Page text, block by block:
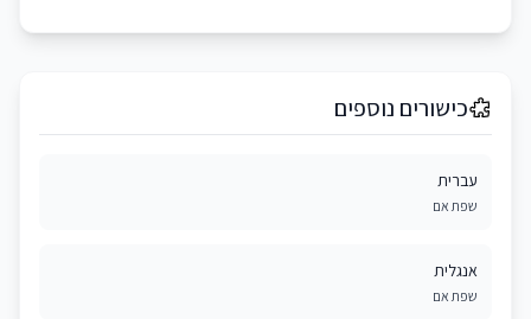
כישורים נוספים
עברית
שפת אם
אנגלית
שפת אם